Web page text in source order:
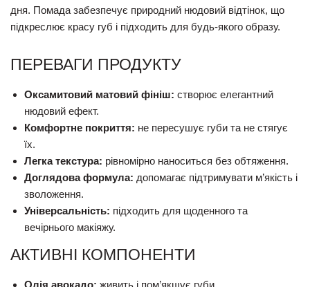
дня. Помада забезпечує природний нюдовий відтінок, що
підкреслює красу губ і підходить для будь-якого образу.
ПЕРЕВАГИ ПРОДУКТУ
Оксамитовий матовий фініш: створює елегантний
нюдовий ефект.
Комфортне покриття: не пересушує губи та не стягує
їх.
Легка текстура: рівномірно наноситься без обтяження.
Доглядова формула: допомагає підтримувати м’якість і
зволоження.
Універсальність: підходить для щоденного та
вечірнього макіяжу.
АКТИВНІ КОМПОНЕНТИ
Олія авокадо: живить і пом’якшує губи.